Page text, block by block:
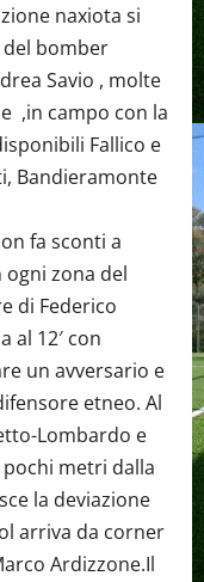
naxiota si
bomber
Savio , molte
,in campo con la
Fallico e
Bandieramonte
fa sconti a
ogni zona del
di Federico
al 12′ con
un avversario e
etneo. Al
Lombardo e
pochi metri dalla
la deviazione
arriva da corner
Ardizzone.Il